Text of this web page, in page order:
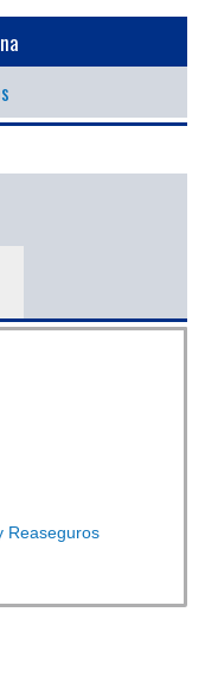
Reaseguros